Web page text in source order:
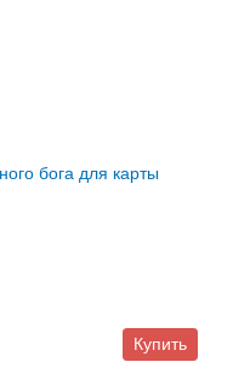
бога для карты
Купить